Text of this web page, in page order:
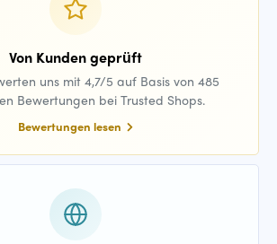
Von Kunden geprüft
uns mit 4,7/5 auf Basis von 485
Bewertungen bei Trusted Shops.
Bewertungen lesen